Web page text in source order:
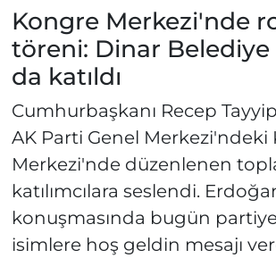
Kongre Merkezi'nde
töreni: Dinar Belediye
da katıldı
Cumhurbaşkanı Recep
AK Parti Genel Merkezi'ndeki
Merkezi'nde düzenlenen
katılımcılara seslendi.
konuşmasında bugün
isimlere hoş geldin mesajı